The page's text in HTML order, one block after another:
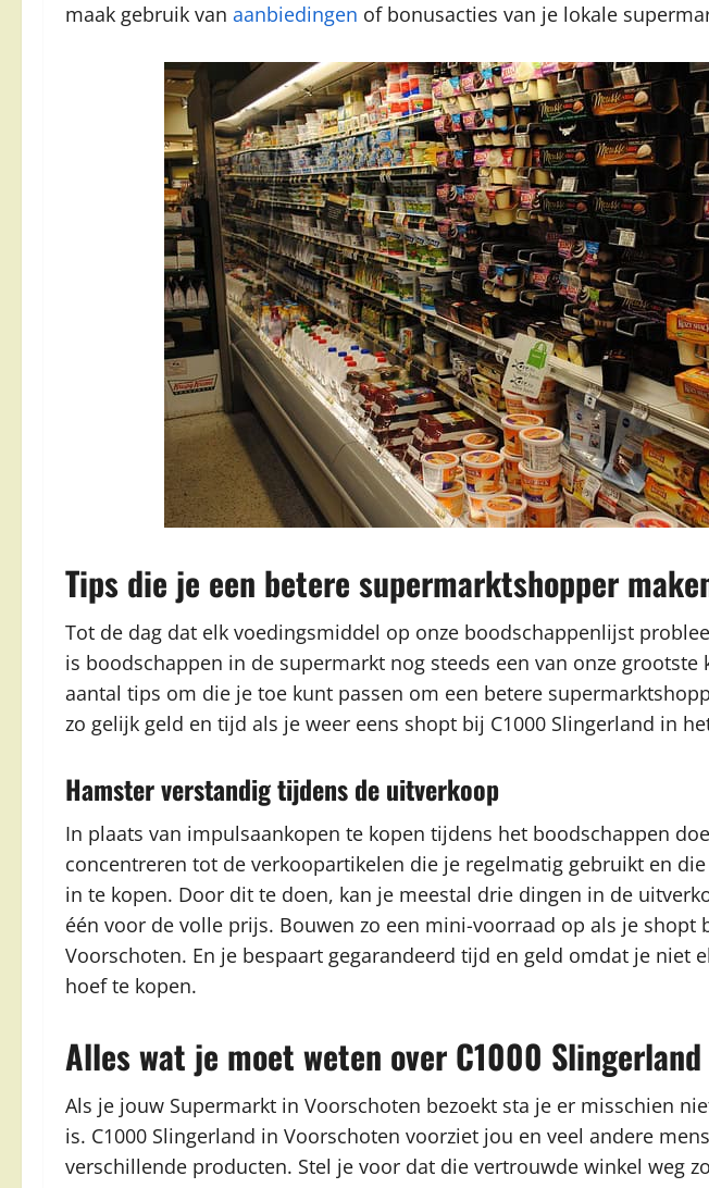
maak gebruik van aanbiedingen of bonusacties van je lokale
Tips die je een betere supermarktshopper
Tot de dag dat elk voedingsmiddel op onze boodschappenlijst
is boodschappen in de supermarkt nog steeds een van onze grootste
aantal tips om die je toe kunt passen om een betere
zo gelijk geld en tijd als je weer eens shopt bij C1000 Slingerland in
Hamster verstandig tijdens de uitverkoop
In plaats van impulsaankopen te kopen tijdens het boodschappen
concentreren tot de verkoopartikelen die je regelmatig gebruikt en
in te kopen. Door dit te doen, kan je meestal drie dingen in de
één voor de volle prijs. Bouwen zo een mini-voorraad op als je shopt
Voorschoten. En je bespaart gegarandeerd tijd en geld omdat je niet
hoef te kopen.
Alles wat je moet weten over C1000
Als je jouw Supermarkt in Voorschoten bezoekt sta je er misschien
is. C1000 Slingerland in Voorschoten voorziet jou en veel andere
verschillende producten. Stel je voor dat die vertrouwde winkel weg